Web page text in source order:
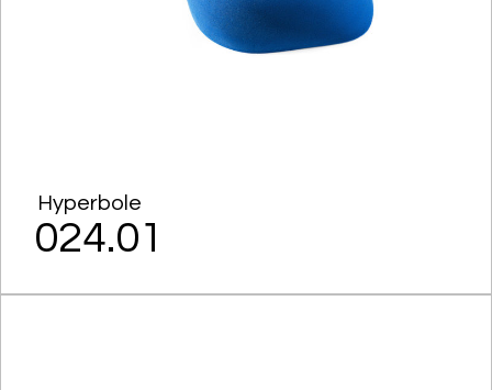
Hyperbole
024.01